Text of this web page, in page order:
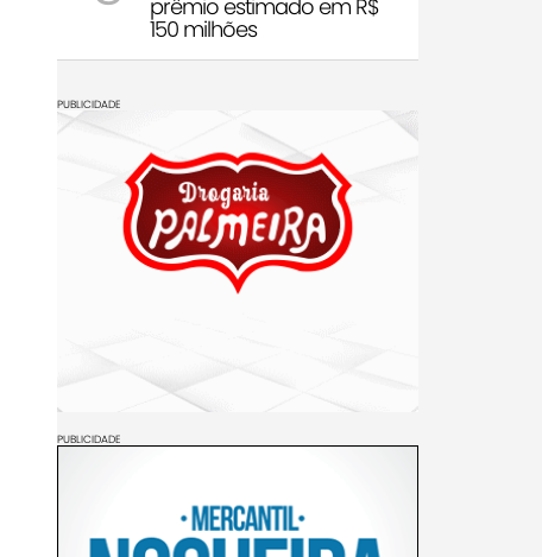
prêmio estimado em R$
150 milhões
PUBLICIDADE
PUBLICIDADE